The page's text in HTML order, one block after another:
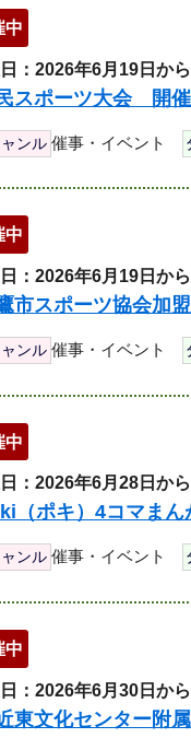
中
：2026年6月19日か
スポーツ大会 開
ンル 催事・イベント
中
：2026年6月19日か
市スポーツ協会加
ンル 催事・イベント
中
：2026年6月28日か
（ポキ）4コマまん
ンル 催事・イベント
中
：2026年6月30日か
東文化センター附